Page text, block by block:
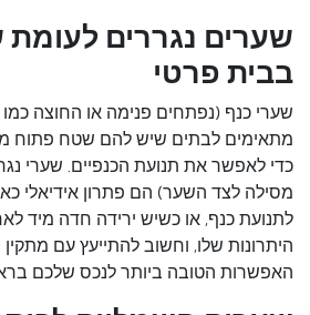
שערים נגררים לעומת
בבית פרטי
שערי כנף (נפתחים פנימה או החוצה כמו
מתאימים לבתים שיש להם שטח פתוח
כדי לאפשר את תנועת הכנפיים. שערי
מסילה לצד השער) הם פתרון אידיאלי
לתנועת כנף, או כשיש ירידה חדה מיד
היתרונות שלו, וחשוב להתייעץ עם
האפשרות הטובה ביותר לנכס שלכם